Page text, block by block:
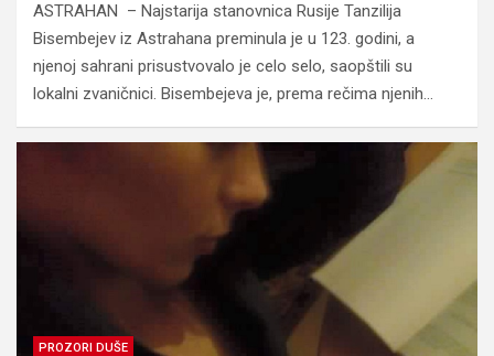
ASTRAHAN – Najstarija stanovnica Rusije Tanzilija
Bisembejev iz Astrahana preminula je u 123. godini, a
njenoj sahrani prisustvovalo je celo selo, saopštili su
lokalni zvaničnici. Bisembejeva je, prema rečima njenih…
PROZORI DUŠE